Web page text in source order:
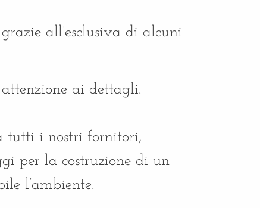
all’esclusiva di alcuni
ai dettagli.
tutti i nostri fornitori,
per la costruzione di un
l’ambiente.